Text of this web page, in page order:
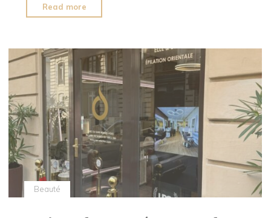
Read more
Of
:
brume
solaire
nouvelle
génération"
Beauté